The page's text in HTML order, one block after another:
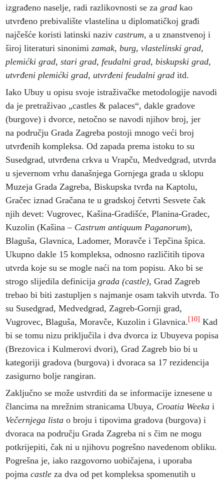
izgrađeno naselje, radi razlikovnosti se za gradkao
utvrđeno prebivalište vlastelina u diplomatičkoj građi
najčešće koristi latinski naziv castrum, a u znanstvenoj i
široj literaturi sinonimi zamak, burg, vlastelinski grad,
plemićki grad, stari grad, feudalni grad, biskupski grad,
utvrđeni plemićki grad, utvrđeni feudalni graditd.
Iako Ubuy u opisu svoje istraživačke metodologije navodi
da je pretraživao „castles & palaces“, dakle gradove
(burgove) i dvorce, netočno se navodi njihov broj, jer
na području Grada Zagreba postoji mnogo veći broj
utvrđenih kompleksa. Od zapada prema istoku to su
Susedgrad, utvrđena crkva u Vrapču, Medvedgrad, utvrda
u sjevernom vrhu današnjega Gornjega grada u sklopu
Muzeja Grada Zagreba, Biskupska tvrđa na Kaptolu,
Gračec iznad Gračana te u gradskoj četvrti Sesvete čak
njih devet: Vugrovec, Kašina-Gradišće, Planina-Gradec,
Kuzolin (Kašina – Castrum antiquum Paganorum),
Blaguša, Glavnica, Ladomer, Moravče i Tepčina špica.
Ukupno dakle 15 kompleksa, odnosno različitih tipova
utvrda koje su se mogle naći na tom popisu. Ako bi se
strogo slijedila definicija grada (castle), Grad Zagreb
trebao bi biti zastupljen s najmanje osam takvih utvrda. To
su Susedgrad, Medvedgrad, Zagreb-Gornji grad,
Vugrovec, Blaguša, Moravče, Kuzolin i Glavnica. [10] Kad
bi se tomu nizu priključila i dva dvorca iz Ubuyeva popisa
(Brezovica i Kulmerovi dvori), Grad Zagreb bio bi u
kategoriji gradova (burgova) i dvoraca sa 17 rezidencija
zasigurno bolje rangiran.
Zaključno se može ustvrditi da se informacije iznesene u
člancima na mrežnim stranicama Ubuya, Croatia Weekai
Večernjega listao broju i tipovima gradova (burgova) i
dvoraca na području Grada Zagreba ni s čim ne mogu
potkrijepiti, čak ni u njihovu pogrešno navedenom obliku.
Pogrešna je, iako razgovorno uobičajena, i uporaba
pojma castleza dva od pet kompleksa spomenutih u